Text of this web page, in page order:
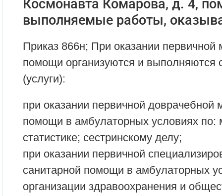
Космонавта Комарова, д. 4,
выполняемые работы,
Приказ 866н; При оказании первичной
помощи организуются и
(услуги):
при оказании первичной доврачебной
помощи в амбулаторных условиях по:
статистике; сестринскому делу;
при оказании первичной
санитарной помощи в амбулаторных
организации здравоохранения и